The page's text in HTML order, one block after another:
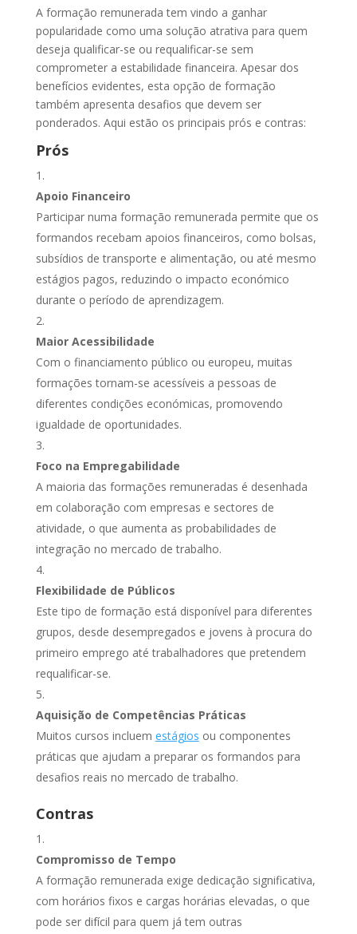
A formação remunerada tem vindo a ganhar
popularidade como uma solução atrativa para quem
deseja qualificar-se ou requalificar-se sem
comprometer a estabilidade financeira. Apesar dos
benefícios evidentes, esta opção de formação
também apresenta desafios que devem ser
ponderados. Aqui estão os principais prós e contras:
Prós
Apoio Financeiro
Participar numa formação remunerada permite que os
formandos recebam apoios financeiros, como bolsas,
subsídios de transporte e alimentação, ou até mesmo
estágios pagos, reduzindo o impacto económico
durante o período de aprendizagem.
Maior Acessibilidade
Com o financiamento público ou europeu, muitas
formações tornam-se acessíveis a pessoas de
diferentes condições económicas, promovendo
igualdade de oportunidades.
Foco na Empregabilidade
A maioria das formações remuneradas é desenhada
em colaboração com empresas e sectores de
atividade, o que aumenta as probabilidades de
integração no mercado de trabalho.
Flexibilidade de Públicos
Este tipo de formação está disponível para diferentes
grupos, desde desempregados e jovens à procura do
primeiro emprego até trabalhadores que pretendem
requalificar-se.
Aquisição de Competências Práticas
Muitos cursos incluem estágios ou componentes
práticas que ajudam a preparar os formandos para
desafios reais no mercado de trabalho.
Contras
Compromisso de Tempo
A formação remunerada exige dedicação significativa,
com horários fixos e cargas horárias elevadas, o que
pode ser difícil para quem já tem outras